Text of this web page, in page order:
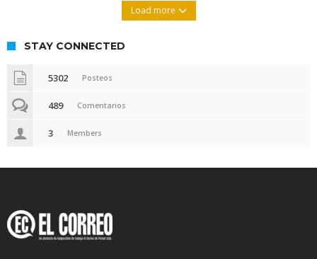
Load more
STAY CONNECTED
5302 Posteos
489 Comentarios
3 Members